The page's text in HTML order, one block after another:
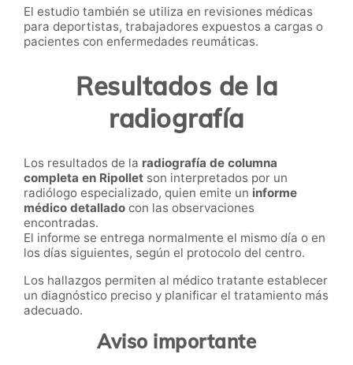
El estudio también se utiliza en revisiones médicas
para deportistas, trabajadores expuestos a cargas o
pacientes con enfermedades reumáticas.
Resultados de la
radiografía
Los resultados de la radiografía de columna
completa en Ripollet son interpretados por un
radiólogo especializado, quien emite un informe
médico detallado con las observaciones
encontradas.
El informe se entrega normalmente el mismo día o en
los días siguientes, según el protocolo del centro.
Los hallazgos permiten al médico tratante establecer
un diagnóstico preciso y planificar el tratamiento más
adecuado.
Aviso importante